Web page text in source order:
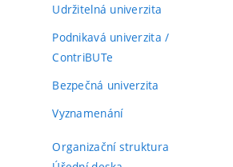
Udržitelná univerzita
Podnikavá univerzita /
ContriBUTe
Bezpečná univerzita
Vyznamenání
Organizační struktura